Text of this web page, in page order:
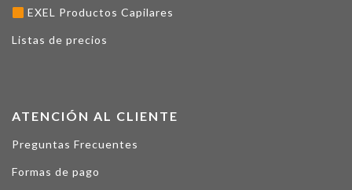
EXEL Productos Capilares
Listas de precios
ATENCIÓN AL CLIENTE
Preguntas Frecuentes
Formas de pago